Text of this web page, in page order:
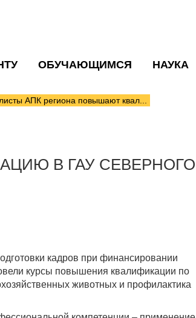
ОБУЧАЮЩИМСЯ НАУКА
АПК региона повышают квал...
В ГАУ СЕВЕРНОГО
кадров при финансировании
курсы повышения квалификации по
животных и профилактика